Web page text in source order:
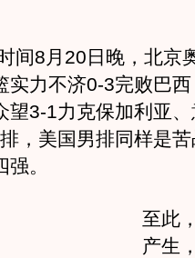
8月20日晚，北京
实力不济0-3完败巴
望3-1力克保加利亚
，美国男排同样是
。
至此
产生